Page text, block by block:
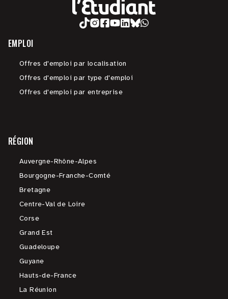
EMPLOI
Offres d'emploi par localisation
Offres d'emploi par type d'emploi
Offres d'emploi par entreprise
RÉGION
Auvergne-Rhône-Alpes
Bourgogne-Franche-Comté
Bretagne
Centre-Val de Loire
Corse
Grand Est
Guadeloupe
Guyane
Hauts-de-France
La Réunion